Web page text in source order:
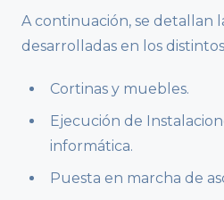
A continuación, se detallan
desarrolladas en los
Cortinas y muebles.
Ejecución de
informática.
Puesta en marcha de